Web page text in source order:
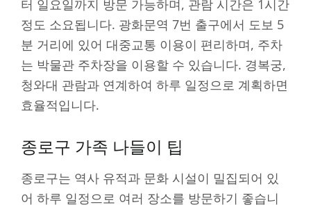
터 일요일까지 방문 가능하며, 관람 시간은 1시간
정도 소요됩니다. 광화문역 7번 출구에서 도보 5
분 거리에 있어 대중교통 이용이 편리하며, 주차
는 박물관 주차장을 이용할 수 있습니다. 경복궁,
청와대 관람과 연계하여 하루 일정으로 계획하면
효율적입니다.
종로구 가족 나들이 팁
종로구는 역사 유적과 문화 시설이 밀집되어 있
어 하루 일정으로 여러 장소를 방문하기 좋습니